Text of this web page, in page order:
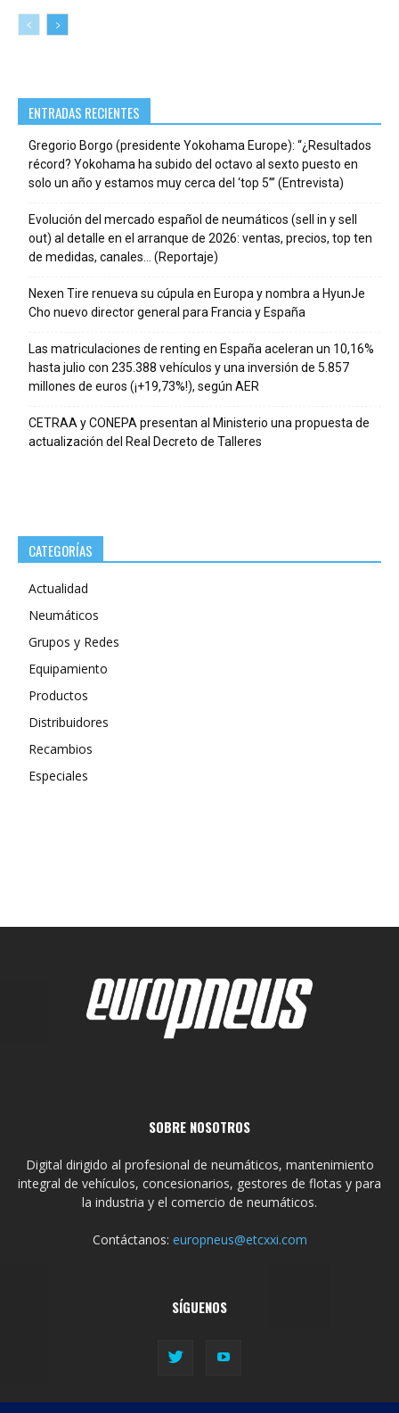
ENTRADAS RECIENTES
Gregorio Borgo (presidente Yokohama Europe): “¿Resultados
récord? Yokohama ha subido del octavo al sexto puesto en
solo un año y estamos muy cerca del ‘top 5’” (Entrevista)
Evolución del mercado español de neumáticos (sell in y sell
out) al detalle en el arranque de 2026: ventas, precios, top ten
de medidas, canales… (Reportaje)
Nexen Tire renueva su cúpula en Europa y nombra a HyunJe
Cho nuevo director general para Francia y España
Las matriculaciones de renting en España aceleran un 10,16%
hasta julio con 235.388 vehículos y una inversión de 5.857
millones de euros (¡+19,73%!), según AER
CETRAA y CONEPA presentan al Ministerio una propuesta de
actualización del Real Decreto de Talleres
CATEGORÍAS
Actualidad
Neumáticos
Grupos y Redes
Equipamiento
Productos
Distribuidores
Recambios
Especiales
SOBRE NOSOTROS
Digital dirigido al profesional de neumáticos, mantenimiento
integral de vehículos, concesionarios, gestores de flotas y para
la industria y el comercio de neumáticos.
Contáctanos: europneus@etcxxi.com
SÍGUENOS